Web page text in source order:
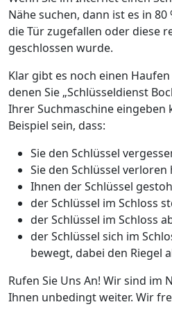
Nähe suchen, dann ist es in 80
die Tür zugefallen oder diese
geschlossen wurde.
Klar gibt es noch einen
denen Sie „Schlüsseldienst
Ihrer Suchmaschine eingeben
Beispiel sein, dass:
Sie den Schlüssel
Sie den Schlüssel verloren
Ihnen der Schlüssel
der Schlüssel im Schloss
der Schlüssel im Schloss
der Schlüssel sich im
bewegt, dabei den Riegel
Rufen Sie Uns An! Wir sind im
Ihnen unbedingt weiter. Wir